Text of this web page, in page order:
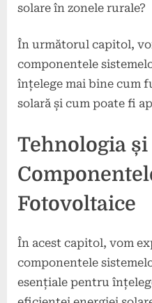
solare în zonele rurale?
În următorul capitol,
componentele
înțelege mai bine cum
solară și cum poate fi
Tehnologia și
Fotovoltaice
În acest capitol, vom
componentele
esențiale pentru